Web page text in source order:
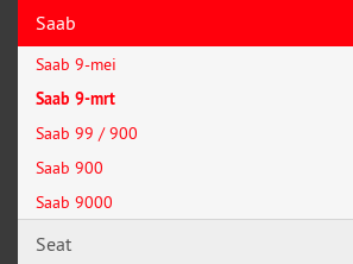
Saab
Saab 9-mei
Saab 9-mrt
Saab 99 / 900
Saab 900
Saab 9000
Seat